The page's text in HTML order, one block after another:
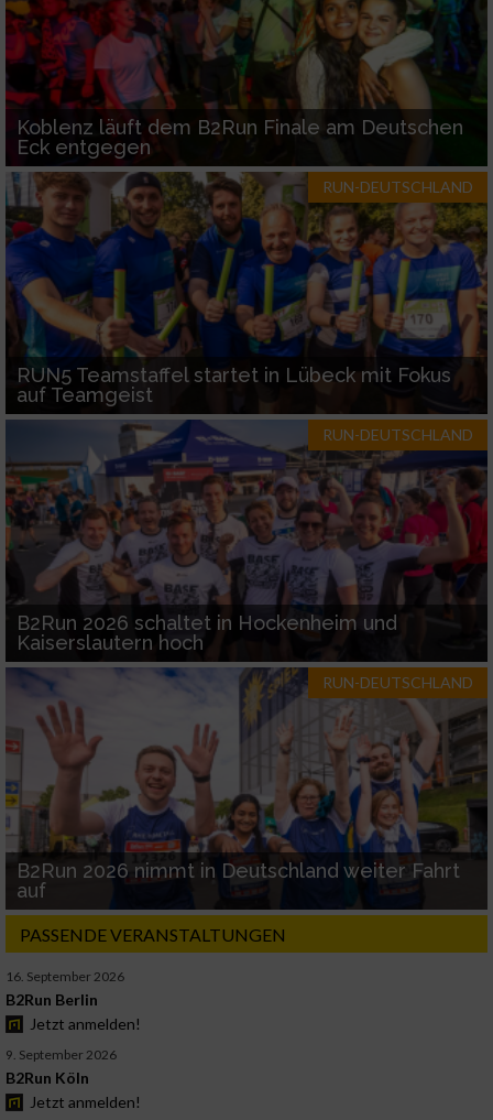
Koblenz läuft dem B2Run Finale am Deutschen
Eck entgegen
RUN-DEUTSCHLAND
RUN5 Teamstaffel startet in Lübeck mit Fokus
auf Teamgeist
RUN-DEUTSCHLAND
B2Run 2026 schaltet in Hockenheim und
Kaiserslautern hoch
RUN-DEUTSCHLAND
B2Run 2026 nimmt in Deutschland weiter Fahrt
auf
PASSENDE VERANSTALTUNGEN
16. September 2026
B2Run Berlin
Jetzt anmelden!
9. September 2026
B2Run Köln
Jetzt anmelden!